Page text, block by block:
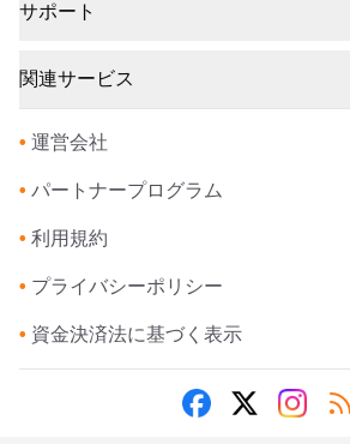
サポート
関連サービス
• 運営会社
• パートナープログラム
• 利用規約
• プライバシーポリシー
• 資金決済法に基づく表示